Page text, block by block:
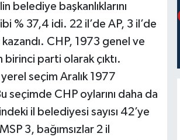
belediye başkanlıklarını
% 37,4 idi. 22 il’de AP, 3 il’de
CHP, 1973 genel ve
parti olarak çıktı.
seçim Aralık 1977
CHP oylarını daha da
il belediyesi sayısı 42’ye
3, bağımsızlar 2 il